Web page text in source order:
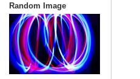
Random Image